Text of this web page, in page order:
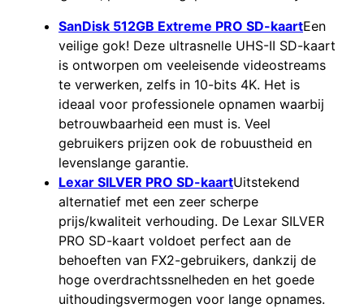
SanDisk 512GB Extreme PRO SD-kaartEen
veilige gok! Deze ultrasnelle UHS-II SD-kaart
is ontworpen om veeleisende videostreams
te verwerken, zelfs in 10-bits 4K. Het is
ideaal voor professionele opnamen waarbij
betrouwbaarheid een must is. Veel
gebruikers prijzen ook de robuustheid en
levenslange garantie.
Lexar SILVER PRO SD-kaartUitstekend
alternatief met een zeer scherpe
prijs/kwaliteit verhouding. De Lexar SILVER
PRO SD-kaart voldoet perfect aan de
behoeften van FX2-gebruikers, dankzij de
hoge overdrachtssnelheden en het goede
uithoudingsvermogen voor lange opnames.